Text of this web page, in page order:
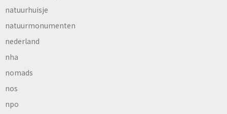
natuurhuisje
natuurmonumenten
nederland
nha
nomads
nos
npo